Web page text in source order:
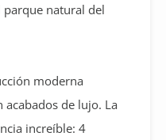
parque natural del
moderna
de lujo. La
increíble: 4